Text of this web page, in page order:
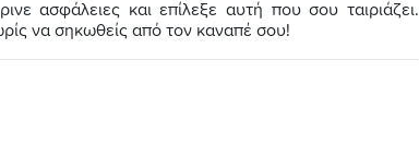
ασφάλειες και επίλεξε αυτή που σου ταιριάζει.
να σηκωθείς από τον καναπέ σου!